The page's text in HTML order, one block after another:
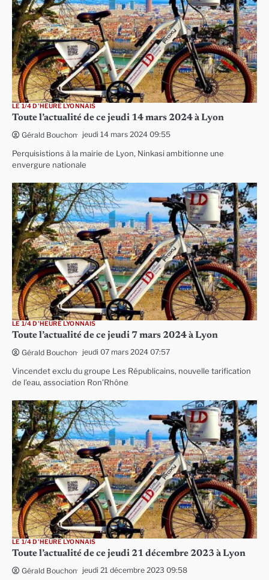
LE 1/4 D'HEURE LYONNAIS
Toute l’actualité de ce jeudi 14 mars 2024 à Lyon
Gérald Bouchon jeudi 14 mars 2024 09:55
Perquisistions à la mairie de Lyon, Ninkasi ambitionne une
envergure nationale
LE 1/4 D'HEURE LYONNAIS
Toute l’actualité de ce jeudi 7 mars 2024 à Lyon
Gérald Bouchon jeudi 07 mars 2024 07:57
Vincendet exclu du groupe Les Républicains, nouvelle tarification
de l’eau, association Ron’Rhône
LE 1/4 D'HEURE LYONNAIS
Toute l’actualité de ce jeudi 21 décembre 2023 à Lyon
Gérald Bouchon jeudi 21 décembre 2023 09:58